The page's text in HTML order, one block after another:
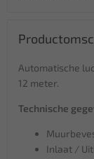
Automatische
12 meter.
Technische
Inlaat /